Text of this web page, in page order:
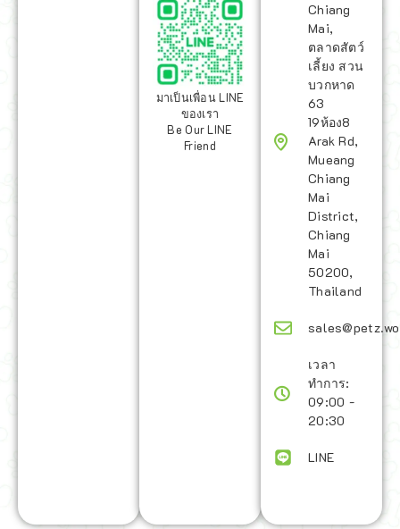
มาเป็นเพื่อน LINE
ของเรา
Be Our LINE
Friend
Chiang
Mai,
ตลาดสัตว์
เลี้ยง สวน
บวกหาด
63
19ห้อง8
Arak Rd,
Mueang
Chiang
Mai
District,
Chiang
Mai
50200,
Thailand
เวลา
ทำการ:
09:00 -
20:30
LINE